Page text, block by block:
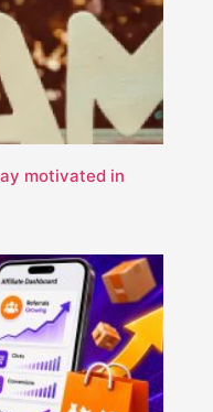
motivated in